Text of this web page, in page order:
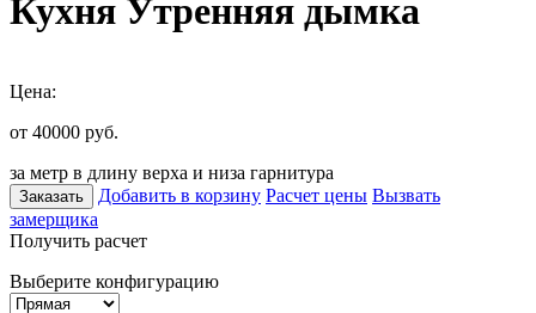
Кухня Утренняя дымка
Цена:
от 40000 руб.
за метр в длину верха и низа гарнитура
Заказать Добавить в корзину Расчет цены Вызвать
замерщика
Получить расчет
Выберите конфигурацию